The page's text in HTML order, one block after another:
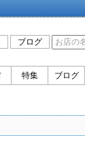
ブログ
特集 ブログ